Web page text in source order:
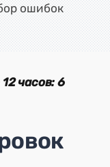
ошибок
часов: 6